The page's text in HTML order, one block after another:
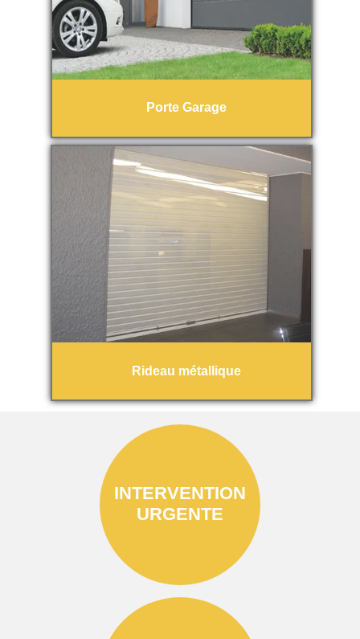
Porte Garage
Rideau métallique
INTERVENTION
URGENTE